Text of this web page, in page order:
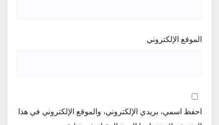
الموقع الإلكتروني
احفظ اسمي، بريدي الإلكتروني، والموقع الإلكتروني في هذا